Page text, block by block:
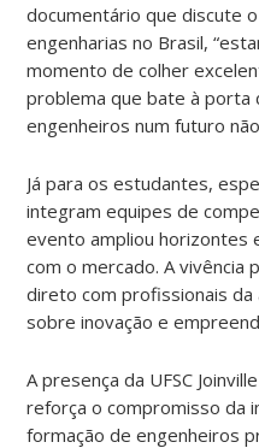
documentário que discute
engenharias no Brasil,
momento de colher
problema que bate à porta
engenheiros num futuro
Já para os estudantes,
integram equipes de
evento ampliou horizontes
com o mercado. A vivência
direto com profissionais da
sobre inovação e
A presença da UFSC
reforça o compromisso da
formação de engenheiros